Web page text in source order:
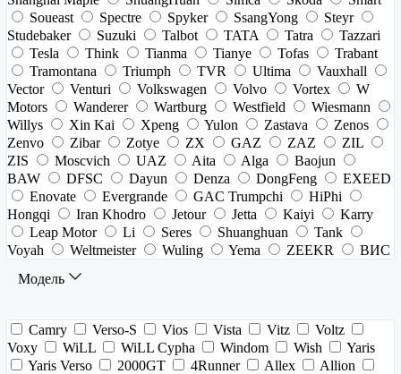
Soueast
Spectre Spyker SsangYong
Steyr
Studebaker
Suzuki Talbot TATA Tatra
Tazzari
Tesla
Think Tianma Tianye Tofas
Trabant
Tramontana
Triumph TVR Ultima
Vauxhall
Vector
Venturi Volkswagen Volvo Vortex
W
Motors
Wanderer Wartburg Westfield
Wiesmann
Willys
Xin Kai Xpeng Yulon Zastava
Zenos
Zenvo
Zibar Zotye ZX GAZ ZAZ
ZIL
ZIS
Moscvich UAZ Aita Alga
Baojun
BAW
DFSC Dayun Denza DongFeng
EXEED
Enovate
Evergrande GAC Trumpchi
HiPhi
Hongqi
Iran Khodro Jetour Jetta Kaiyi
Karry
Leap Motor
Li Seres Shuanghuan
Tank
Voyah
Weltmeister Wuling Yema ZEEKR
ВИС
Модель
Camry Verso-S Vios Vista Vitz
Voltz
Voxy
WiLL WiLL Cypha Windom Wish
Yaris
Yaris Verso
2000GT 4Runner Allex
Allion